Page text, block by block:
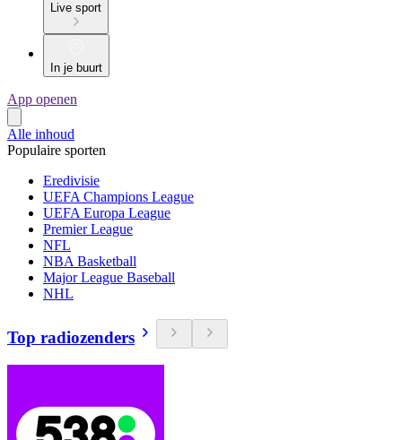
Live sport
In je buurt
App openen
Alle inhoud
Populaire sporten
Eredivisie
UEFA Champions League
UEFA Europa League
Premier League
NFL
NBA Basketball
Major League Baseball
NHL
Top radiozenders